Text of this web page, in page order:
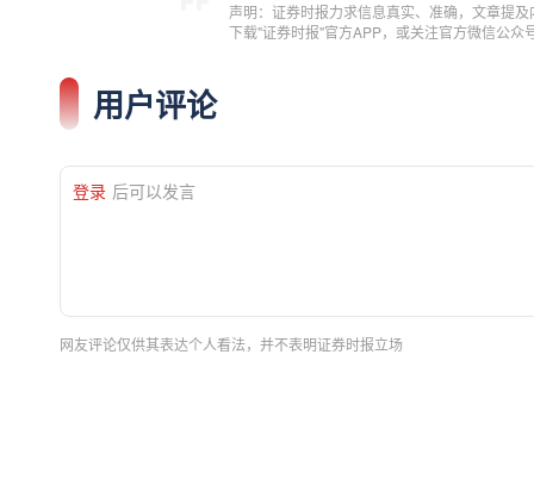
声明：证券时报力求信息真实、准确，文章提
下载"证券时报"官方APP，或关注官方微信公
用户评论
登录 后可以发言
网友评论仅供其表达个人看法，并不表明证券时报立场